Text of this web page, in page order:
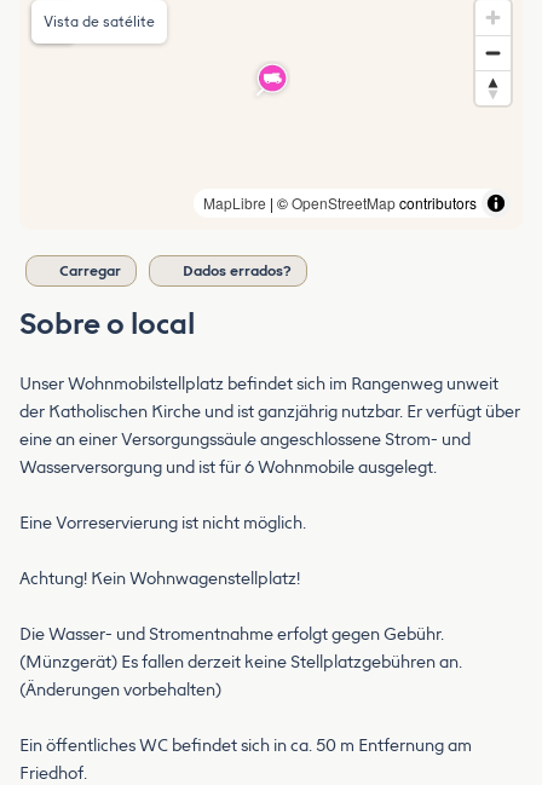
MapLibre | ©OpenStreetMapcontributors
Vista de satélite
Carregar Dados errados?
Sobre o local
Unser Wohnmobilstellplatz befindet sich im Rangenweg unweit
der Katholischen Kirche und ist ganzjährig nutzbar. Er verfügt über
eine an einer Versorgungssäule angeschlossene Strom- und
Wasserversorgung und ist für 6 Wohnmobile ausgelegt.
Eine Vorreservierung ist nicht möglich.
Achtung! Kein Wohnwagenstellplatz!
Die Wasser- und Stromentnahme erfolgt gegen Gebühr.
(Münzgerät) Es fallen derzeit keine Stellplatzgebühren an.
(Änderungen vorbehalten)
Ein öffentliches WC befindet sich in ca. 50 m Entfernung am
Friedhof.